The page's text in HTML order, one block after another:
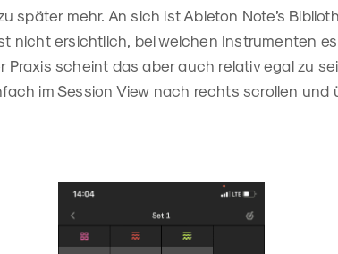
später mehr. An sich ist Ableton Note’s
nicht ersichtlich, bei welchen Instrumenten
scheint das aber auch relativ egal zu
im Session View nach rechts scrollen und